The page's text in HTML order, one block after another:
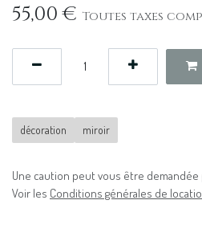
55,00€ Toutes taxes
décoration miroir
Une caution peut vous être
Voir les Conditions générales de